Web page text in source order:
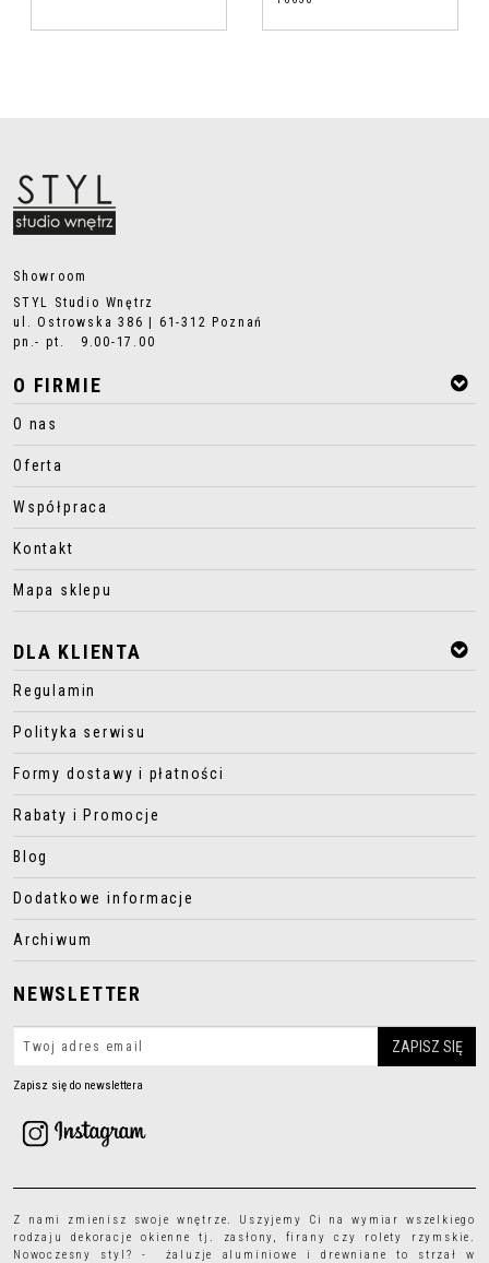
Showroom
STYL Studio Wnętrz
ul. Ostrowska 386 | 61-312 Poznań
pn.- pt. 9.00-17.00
O FIRMIE
O nas
Oferta
Współpraca
Kontakt
Mapa sklepu
DLA KLIENTA
Regulamin
Polityka serwisu
Formy dostawy i płatności
Rabaty i Promocje
Blog
Dodatkowe informacje
Archiwum
NEWSLETTER
Zapisz się do newslettera
Z nami zmienisz swoje wnętrze. Uszyjemy Ci na wymiar wszelkiego
rodzajudekoracje okienne tj. zasłony, firany czy rolety rzymskie.
Nowoczesny styl? - żaluzje aluminiowe i drewniane to strzał w